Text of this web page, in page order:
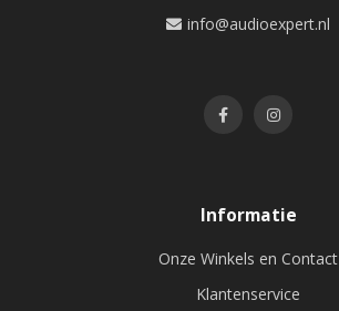
info@audioexpert.nl
Informatie
Onze Winkels en Contact
Klantenservice